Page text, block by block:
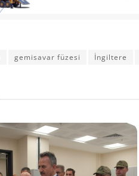
gemisavar füzesi İngiltere